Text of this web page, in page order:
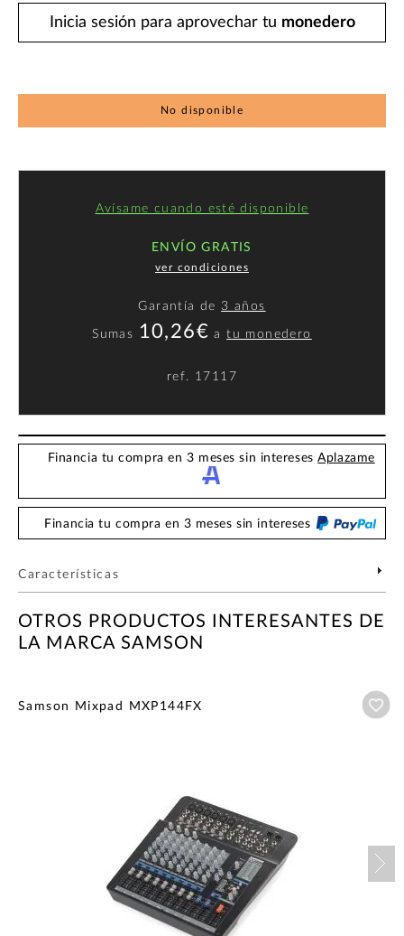
Inicia sesión para aprovechar tu monedero
No disponible
Avísame cuando esté disponible
ENVÍO GRATIS
ver condiciones
Garantía de 3 años
Sumas 10,26€ atu monedero
ref. 17117
Financia tu compra en 3 meses sin interesesAplazame
Financia tu compra en 3 meses sin intereses
Características
OTROS PRODUCTOS INTERESANTES DE
LA MARCA SAMSON
Samson Mixpad MXP144FX